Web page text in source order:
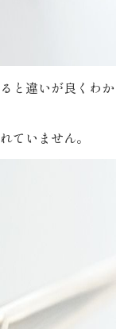
と違いが良くわか
ていません。